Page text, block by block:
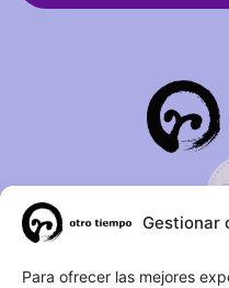
Gestionar
Para ofrecer las mejores
C/ Duque